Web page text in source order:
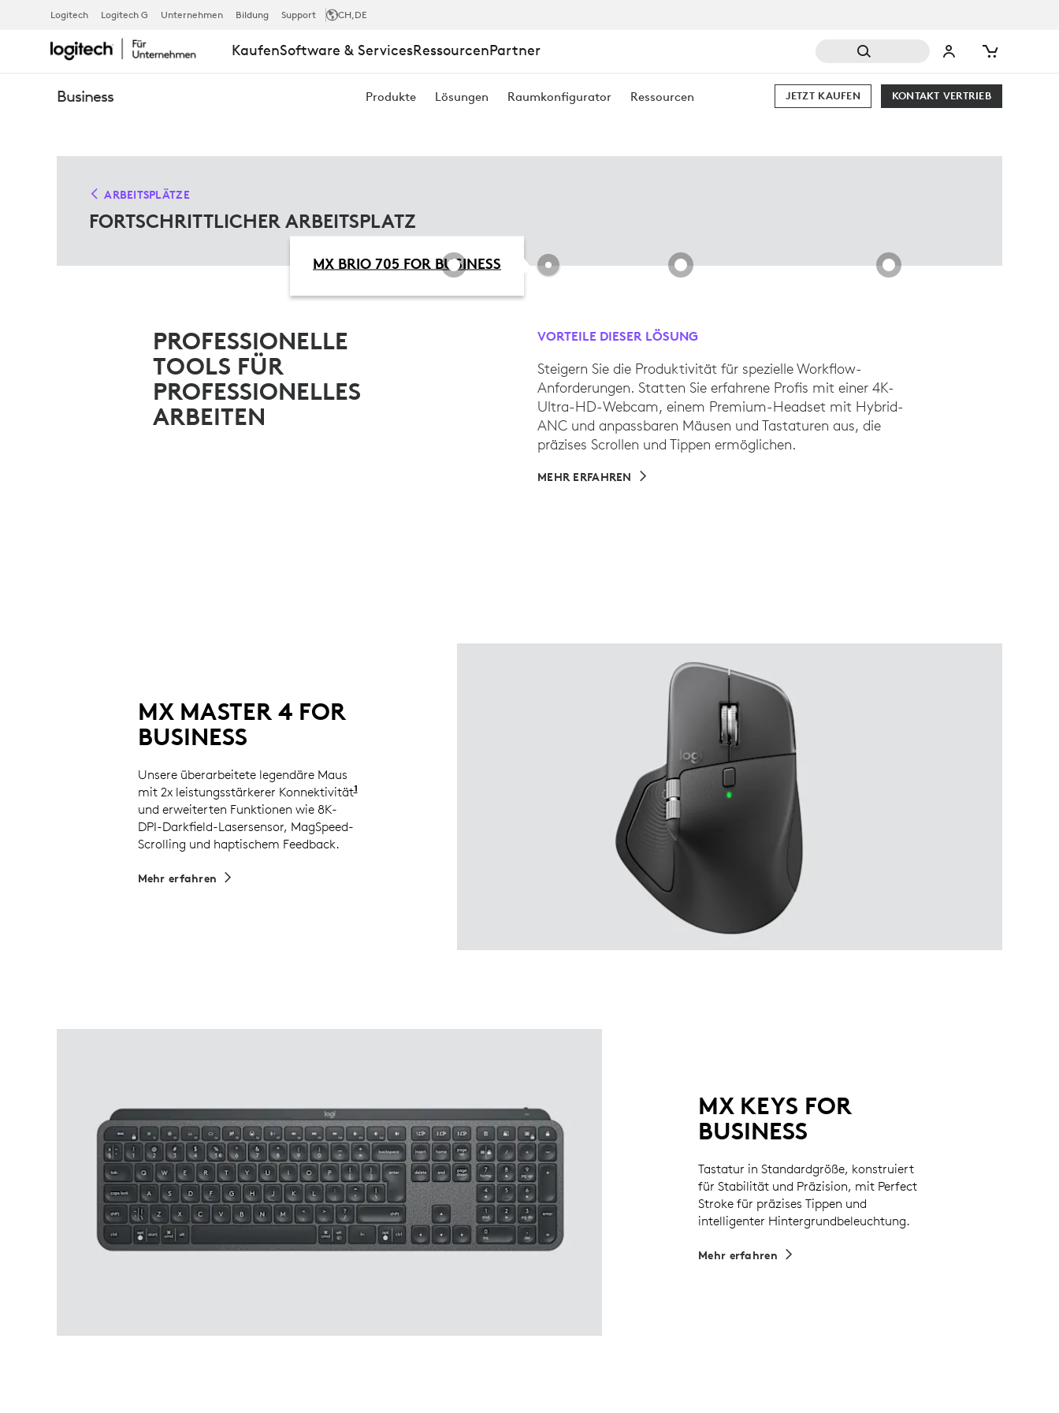
FORTSCHRITTLICHE
LÖSUNGEN
FÜR
DEN
SCHREIBTISCH
Logitech Logitech G Unternehmen Bildung Support CH,DE
KaufenSoftware & ServicesRessourcenPartner
Business Produkte Lösungen Raumkonfigurator Ressourcen KONTAKT VERTRIEB
JETZT KAUFEN
ARBEITSPLÄTZE
FORTSCHRITTLICHER ARBEITSPLATZ
MX BRIO 705 FOR BUSINESS
PROFESSIONELLE
TOOLS FÜR
PROFESSIONELLES
ARBEITEN
VORTEILE DIESER LÖSUNG
Steigern Sie die Produktivität für spezielle Workflow-
Anforderungen. Statten Sie erfahrene Profis mit einer 4K-
Ultra-HD-Webcam, einem Premium-Headset mit Hybrid-
ANC und anpassbaren Mäusen und Tastaturen aus, die
präzises Scrollen und Tippen ermöglichen.
MEHR ERFAHREN
MX MASTER 4 FOR
BUSINESS
Unsere überarbeitete legendäre Maus
mit 2x leistungsstärkerer Konnektivität1im Vergleich zu MX Master 3S for Business
und erweiterten Funktionen wie 8K-
DPI-Darkfield-Lasersensor, MagSpeed-
Scrolling und haptischem Feedback.
Mehr erfahren
MX KEYS FOR
BUSINESS
Tastatur in Standardgröße, konstruiert
für Stabilität und Präzision, mit Perfect
Stroke für präzises Tippen und
intelligenter Hintergrundbeleuchtung.
Mehr erfahren